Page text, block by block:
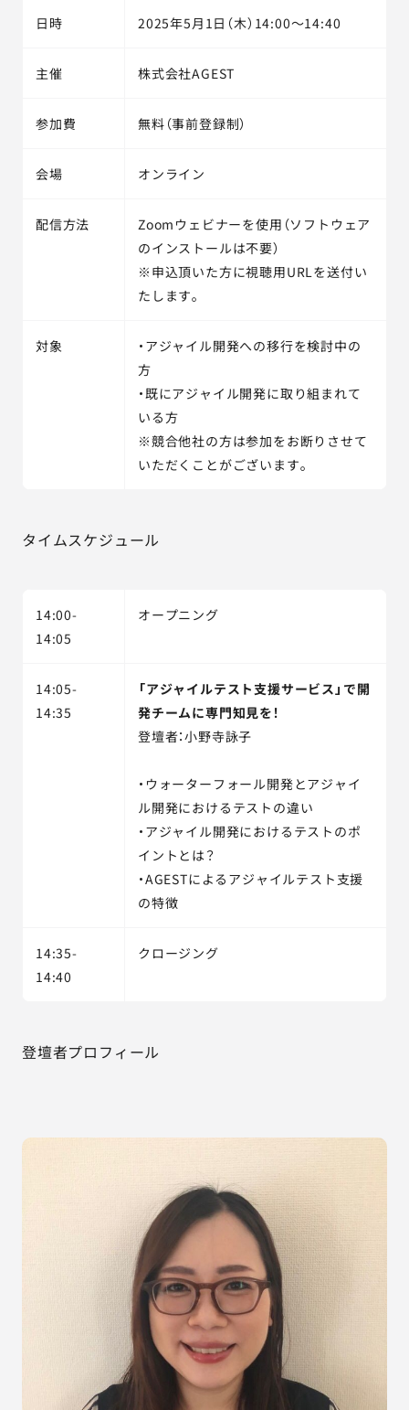
日時 2025年5月1日（木）14:00～14:40
主催 株式会社AGEST
参加費 無料（事前登録制）
会場 オンライン
配信方法
Zoomウェビナーを使用（ソフトウェア
のインストールは不要）
※申込頂いた方に視聴用URLを送付い
たします。
対象
・アジャイル開発への移行を検討中の
方
・既にアジャイル開発に取り組まれて
いる方
※競合他社の方は参加をお断りさせて
いただくことがございます。
タイムスケジュール
14:00-
14:05
オープニング
14:05-
14:35
「アジャイルテスト支援サービス」で開
発チームに専門知見を！
登壇者：小野寺詠子
・ウォーターフォール開発とアジャイ
ル開発におけるテストの違い
・アジャイル開発におけるテストのポ
イントとは？
・AGESTによるアジャイルテスト支援
の特徴
14:35-
14:40
クロージング
登壇者プロフィール